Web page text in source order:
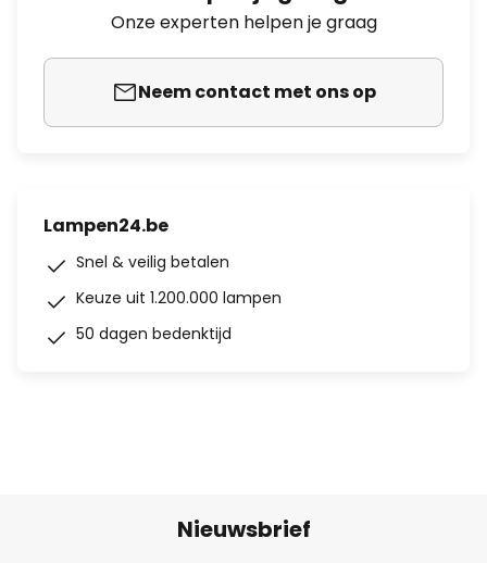
Onze experten helpen je graag
Neem contact met ons op
Lampen24.be
Snel & veilig betalen
Keuze uit 1.200.000 lampen
50 dagen bedenktijd
Nieuwsbrief